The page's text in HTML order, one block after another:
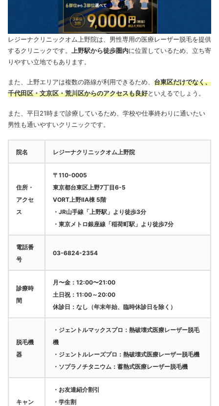
レジーナクリニックオム上野院は、男性専用の医療レーザー脱毛を提供
するクリニックです。
上野駅から徒歩圏内に位置しているため、立ち寄
りやすい立地でもあります。
また、上野エリアは複数の路線が利用できるため、 台東区だけでなく、
千代田区・文京区・荒川区からのアクセスも良好といえるでしょう。
また、平日21時まで診療しているため、学校や仕事終わりに通いたい
男性も通いやすいクリニックです。
院名 レジーナクリニックオム上野院
住所・
アクセ
ス
〒110-0005
東京都台東区上野7丁目6-5
VORT上野ⅡA棟 5階
・JR山手線「上野駅」より徒歩3分
・東京メトロ銀座線「稲荷町駅」より徒歩7分
電話番
号
03-6824-2354
診療時
間
月〜金：12:00〜21:00
土日祝：11:00～20:00
休診日：なし（年末年始、臨時休診日を除く）
脱毛機
器
・ジェントルマックスプロ：熱破壊式医療レーザー脱毛
機
・ジェントルレーズプロ：熱破壊式医療レーザー脱毛機
・ソプラノチタニウム：蓄熱式医療レーザー脱毛機
キャン
・お友達紹介割引
・学生割